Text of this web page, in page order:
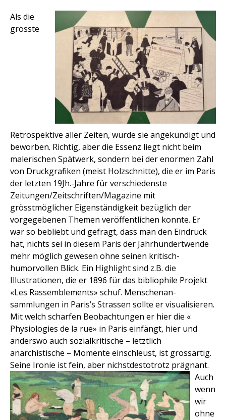
Als die
grösste
Retrospektive aller Zeiten, wurde sie angekündigt und
beworben. Richtig, aber die Essenz liegt nicht beim
malerischen Spätwerk, sondern bei der enormen Zahl
von Druckgrafiken (meist Holzschnitte), die er im Paris
der letzten 19Jh.-Jahre für verschiedenste
Zeitungen/Zeitschriften/Magazine mit
grösstmöglicher Eigenständigkeit bezüglich der
vorgegebenen Themen veröffentlichen konnte. Er
war so bebliebt und gefragt, dass man den Eindruck
hat, nichts sei in diesem Paris der Jahrhundertwende
mehr möglich gewesen ohne seinen kritisch-
humorvollen Blick. Ein Highlight sind z.B. die
Illustrationen, die er 1896 für das bibliophile Projekt
«Les Rassemblements» schuf. Menschenan-
sammlungen in Paris’s Strassen sollte er visualisieren.
Mit welch scharfen Beobachtungen er hier die «
Physiologies de la rue» in Paris einfängt, hier und
anderswo auch sozialkritische – letztlich
anarchistische – Momente einschleust, ist grossartig.
Seine Ironie ist fein, aber nichstdestotrotz prägnant.
Auch
wenn
wir
ohne